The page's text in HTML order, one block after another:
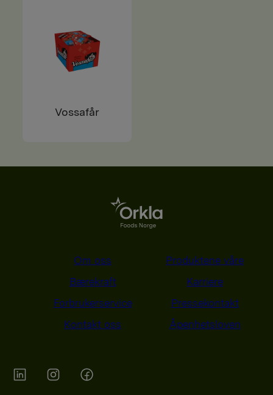
Vossafår
Om oss
Produktene våre
Bærekraft
Karriere
Forbrukerservice
Pressekontakt
Kontakt oss
Åpenhetsloven